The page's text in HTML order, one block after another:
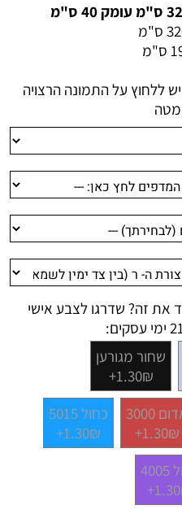
ס"מ
יש ללחוץ על התמונה הרצויה
מטה
את זה? שדרגו לצבע אישי
שחור מגורען
1.30₪+
3000
1.30₪+
כחול 5015
1.30₪+